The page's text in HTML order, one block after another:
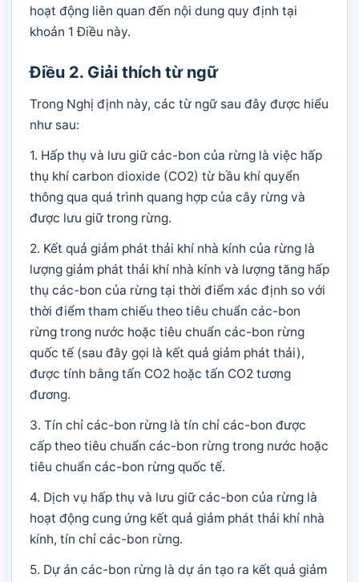
hoạt động liên quan đến nội dung quy định tại
khoản 1 Điều này.
Điều 2. Giải thích từ ngữ
Trong Nghị định này, các từ ngữ sau đây được hiểu
như sau:
1. Hấp thụ và lưu giữ các-bon của rừng là việc hấp
thụ khí carbon dioxide (CO2) từ bầu khí quyển
thông qua quá trình quang hợp của cây rừng và
được lưu giữ trong rừng.
2. Kết quả giảm phát thải khí nhà kính của rừng là
lượng giảm phát thải khí nhà kính và lượng tăng hấp
thụ các-bon của rừng tại thời điểm xác định so với
thời điểm tham chiếu theo tiêu chuẩn các-bon
rừng trong nước hoặc tiêu chuẩn các-bon rừng
quốc tế (sau đây gọi là kết quả giảm phát thải),
được tính bằng tấn CO2 hoặc tấn CO2 tương
đương.
3. Tín chỉ các-bon rừng là tín chỉ các-bon được
cấp theo tiêu chuẩn các-bon rừng trong nước hoặc
tiêu chuẩn các-bon rừng quốc tế.
4. Dịch vụ hấp thụ và lưu giữ các-bon của rừng là
hoạt động cung ứng kết quả giảm phát thải khí nhà
kính, tín chỉ các-bon rừng.
5. Dự án các-bon rừng là dự án tạo ra kết quả giảm